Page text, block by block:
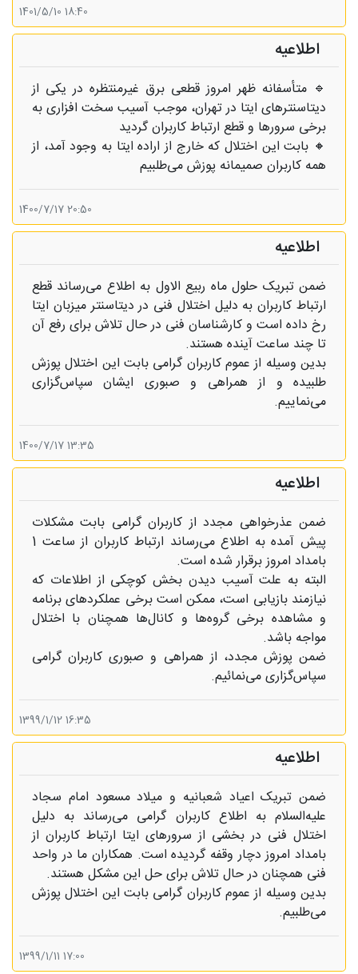
18:40 1401/5/10
اطلاعیه
🔹 متأسفانه ظهر امروز قطعی برق غیرمنتظره در یکی از
دیتاسنترهای ایتا در تهران، موجب آسیب سخت افزاری به
برخی سرورها و قطع ارتباط کاربران گردید
🔸 بابت این اختلال که خارج از اراده ایتا به وجود آمد، از
همه کاربران صمیمانه پوزش می‌طلبیم
20:50 1400/7/17
اطلاعیه
ضمن تبریک حلول ماه ربیع الاول به اطلاع می‌رساند قطع
ارتباط کاربران به دلیل اختلال فنی در دیتاسنتر میزبان ایتا
رخ داده است و کارشناسان فنی در حال تلاش برای رفع آن
تا چند ساعت آینده هستند.
بدین وسیله از عموم کاربران گرامی بابت این اختلال پوزش
طلبیده و از همراهی و صبوری ایشان سپاس‌گزاری
می‌نماییم.
13:35 1400/7/17
اطلاعیه
ضمن عذرخواهی مجدد از کاربران گرامی بابت مشکلات
پیش آمده به اطلاع می‌رساند ارتباط کاربران از ساعت 1
بامداد امروز برقرار شده است.
البته به علت آسیب دیدن بخش کوچکی از اطلاعات که
نیازمند بازیابی است، ممکن است برخی عملکردهای برنامه
و مشاهده برخی گروه‌ها و کانال‌ها همچنان با اختلال
مواجه باشد.
ضمن پوزش مجدد، از همراهی و صبوری کاربران گرامی
سپاس‌گزاری می‌نمائیم.
16:35 1399/1/12
اطلاعیه
ضمن تبریک اعیاد شعبانیه و میلاد مسعود امام سجاد
علیه‌السلام به اطلاع کاربران گرامی می‌رساند به دلیل
اختلال فنی در بخشی از سرورهای ایتا ارتباط کاربران از
بامداد امروز دچار وقفه گردیده است. همکاران ما در واحد
فنی همچنان در حال تلاش برای حل این مشکل هستند.
بدین وسیله از عموم کاربران گرامی بابت این اختلال پوزش
می‌طلبیم.
17:00 1399/1/11